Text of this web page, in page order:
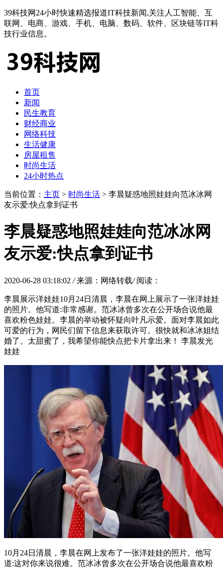
39科技网24小时快速精选报道IT科技新闻,关注人工智能、互
联网、电商、游戏、手机、电脑、数码、软件、区块链等IT科
技行业信息。
首页
新闻
民生教育
财经商业
网络科技
生活健康
房屋租售
时尚生活
24小时热点
当前位置： 主页 > 时尚生活 > 李晨疑惑地照娃娃向范冰冰网
友示爱:快点拿到证书
李晨疑惑地照娃娃向范冰冰网
友示爱:快点拿到证书
2020-06-28 03:18:02 / 来源：网络转载/ 阅读：
李晨展示洋娃娃10月24日清晨，李晨在网上展示了一张洋娃娃
的照片。他写道:非常感谢。范冰冰曾多次在公开场合说他最
喜欢粉色娃娃。李晨的举动被怀疑向叶凡示爱。面对李晨如此
可爱的行为，网民们留下信息来获取许可。很快就和冰冰姐结
婚了。太甜蜜了，我希望你能快点把卡片拿出来！ 李晨发光
娃娃
10月24日清晨，李晨在网上发布了一张洋娃娃的照片。他写
道:这对你来说很难。范冰冰曾多次在公开场合说他最喜欢粉